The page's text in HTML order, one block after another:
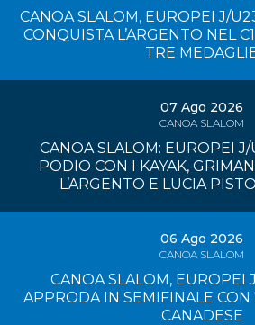
CANOA SLALOM, EUROPEI J/
CONQUISTA L’ARGENTO NEL
TRE
07 Ago 2026
CANOA SLALOM
CANOA SLALOM: EUROPEI J/
PODIO CON I KAYAK,
L’ARGENTO E LUCIA
06 Ago 2026
CANOA SLALOM
CANOA SLALOM, EUROPEI
APPRODA IN SEMIFINALE CON
CANADESE